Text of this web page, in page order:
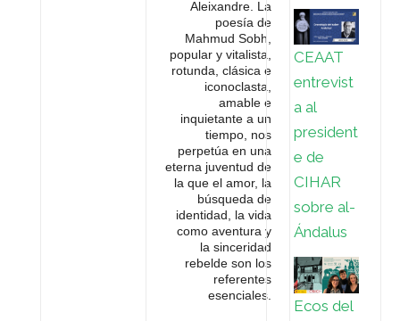
Aleixandre. La
poesía de
Mahmud Sobh,
popular y vitalista,
rotunda, clásica e
iconoclasta,
amable e
inquietante a un
tiempo, nos
perpetúa en una
eterna juventud de
la que el amor, la
búsqueda de
identidad, la vida
como aventura y
la sinceridad
rebelde son los
referentes
esenciales.
CEAAT
entrevist
a al
president
e de
CIHAR
sobre al-
Ándalus
Ecos del